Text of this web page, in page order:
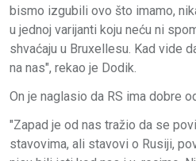
bismo izgubili ovo što imamo,
u jednoj varijanti koju neću ni
shvaćaju u Bruxellesu. Kad vide
na nas", rekao je Dodik.
On je naglasio da RS ima dobre
"Zapad je od nas tražio da se
stavovima, ali stavovi o Rusiji,